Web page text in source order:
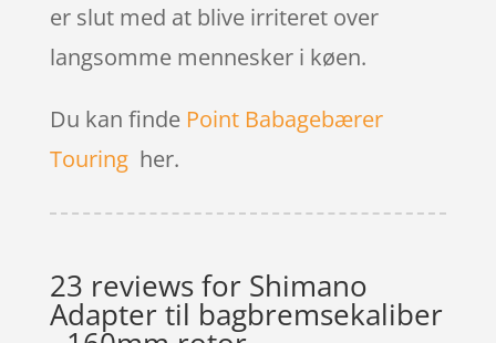
er slut med at blive irriteret over
langsomme mennesker i køen.
Du kan finde Point Babagebærer
Touringher.
23 reviews for Shimano
Adapter til bagbremsekaliber